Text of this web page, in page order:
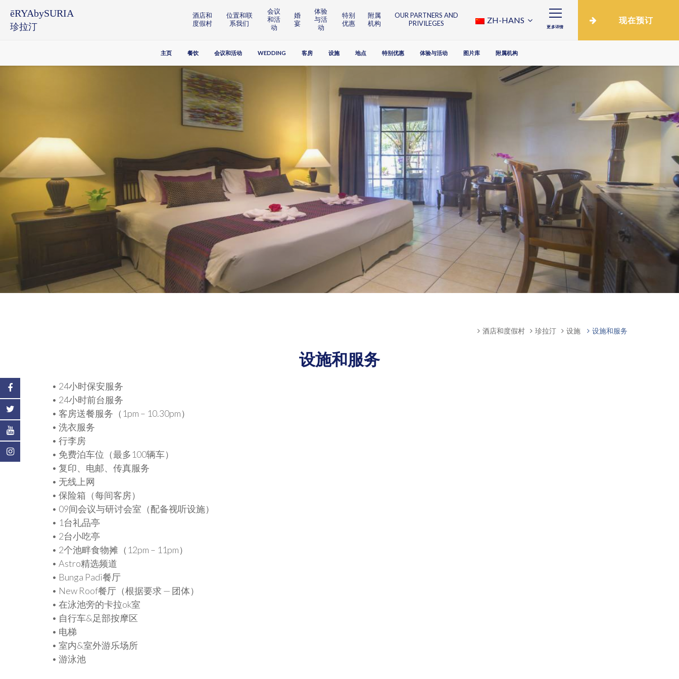
ēRYAbySURIA
珍拉汀
现在预订
更多详情
ZH-HANS
酒店和
度假村
位置和联
系我们
会议
和活
动
婚
宴
体验
与活
动
特别
优惠
附属
机构
OUR PARTNERS AND
PRIVILEGES
主页 餐饮 会议和活动 WEDDING 客房 设施 地点 特别优惠 体验与活动 图片库 附属机构
酒店和度假村 珍拉汀 设施 设施和服务
设施和服务
• 24小时保安服务
• 24小时前台服务
• 客房送餐服务（1pm – 10.30pm）
• 洗衣服务
• 行李房
• 免费泊车位（最多100辆车）
• 复印、电邮、传真服务
• 无线上网
• 保险箱（每间客房）
• 09间会议与研讨会室（配备视听设施）
• 1台礼品亭
• 2台小吃亭
• 2个池畔食物摊（12pm – 11pm）
• Astro精选频道
• Bunga Padi餐厅
• New Roof餐厅（根据要求 — 团体）
• 在泳池旁的卡拉ok室
• 自行车&足部按摩区
• 电梯
• 室内&室外游乐场所
• 游泳池